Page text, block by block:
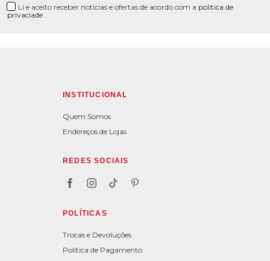
Li e aceito receber notícias e ofertas de acordo com a política de
privaciade
INSTITUCIONAL
Quem Somos
Endereços de Lojas
REDES SOCIAIS
POLÍTICAS
Trocas e Devoluções
Política de Pagamento